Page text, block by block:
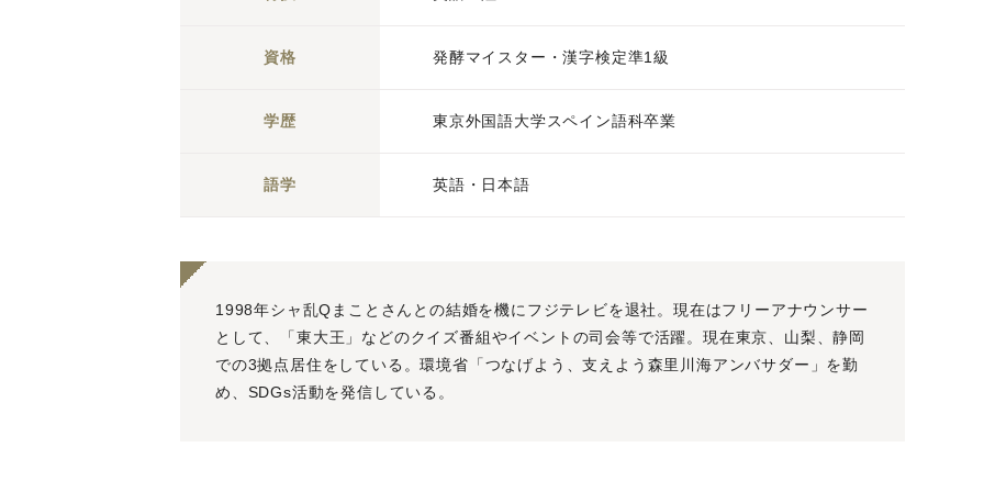
資格 発酵マイスター・漢字検定準1級
学歴 東京外国語大学スペイン語科卒業
語学 英語・日本語
1998年シャ乱Qまことさんとの結婚を機にフジテレビを退社。現在はフリーアナウンサー
として、「東大王」などのクイズ番組やイベントの司会等で活躍。現在東京、山梨、静岡
での3拠点居住をしている。環境省「つなげよう、支えよう森里川海アンバサダー」を勤
め、SDGs活動を発信している。